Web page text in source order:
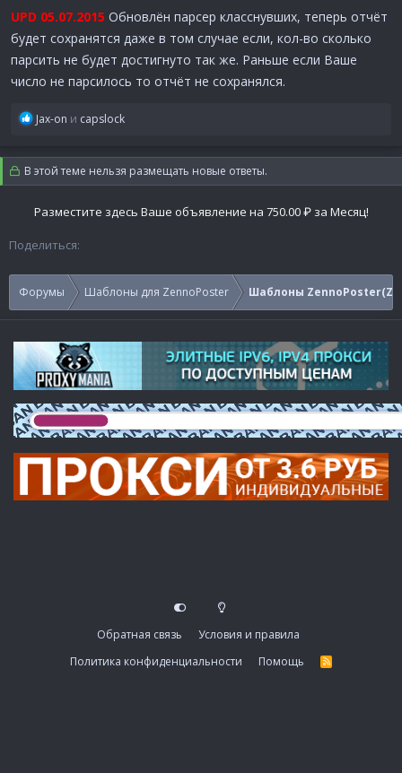
UPD 05.07.2015 Обновлён парсер класснувших, теперь отчёт
будет сохранятся даже в том случае если, кол-во сколько
парсить не будет достигнуто так же. Раньше если Ваше
число не парсилось то отчёт не сохранялся.
Р
к
ц
и
Jax-on и capslock
В этой теме нельзя размещать новые ответы.
Разместите здесь Ваше объявление на 750.00 ₽ за Месяц!
Поделиться:
Форумы Шаблоны для ZennoPoster Шаблоны
Обратная связь
Условия и правила
Политика конфиденциальности
Помощь
R